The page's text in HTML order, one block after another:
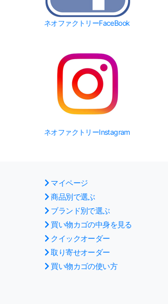
ネオファクトリーFaceBook
ネオファクトリーInstagram
マイページ
商品別で選ぶ
ブランド別で選ぶ
買い物カゴの中身を見る
クイックオーダー
取り寄せオーダー
買い物カゴの使い方